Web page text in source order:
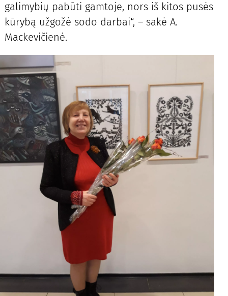
galimybių pabūti gamtoje, nors iš kitos pusės
kūrybą užgožė sodo darbai“, – sakė A.
Mackevičienė.